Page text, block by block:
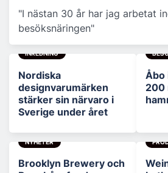
"I nästan 30 år har jag arbetat
besöksnäringen"
INREDNING
Nordiska
designvarumärken
stärker sin närvaro i
Sverige under året
Åbo
200
NYHETER
Brooklyn Brewery och